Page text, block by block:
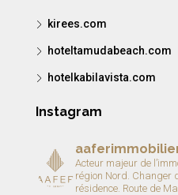
kirees.com
hoteltamudabeach.com
hotelkabilavista.com
Instagram
Acteur majeur de
région Nord. Changer
résidence. Route de